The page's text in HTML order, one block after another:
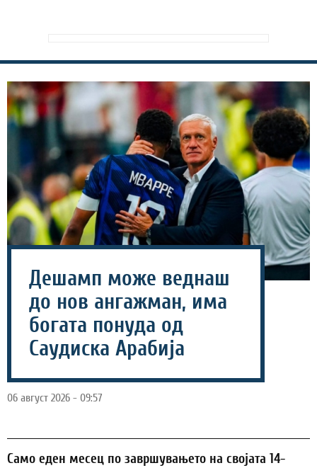
Дешамп може веднаш
до нов ангажман, има
богата понуда од
Саудиска Арабија
06 август 2026 - 09:57
Само еден месец по завршувањето на својата 14-